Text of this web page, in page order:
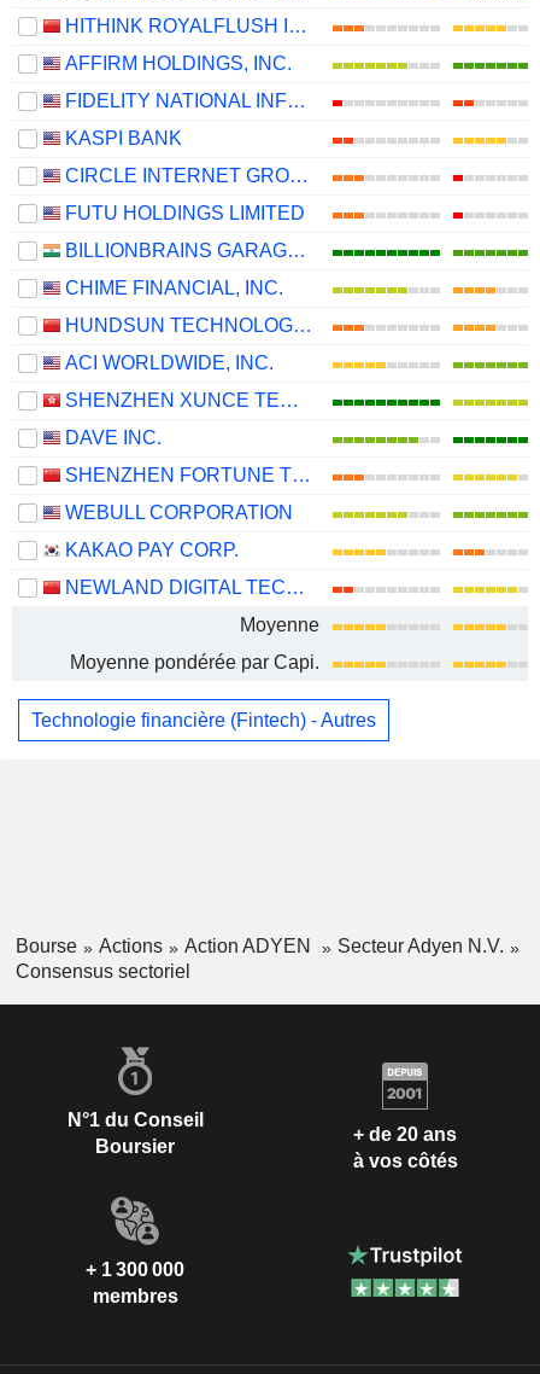
HITHINK ROYALFLUSH INFORMATION NETWORK CO., LTD.
AFFIRM HOLDINGS, INC.
FIDELITY NATIONAL INFORMATION SERVICES, INC.
KASPI BANK
CIRCLE INTERNET GROUP, INC.
FUTU HOLDINGS LIMITED
BILLIONBRAINS GARAGE VENTURES LIMITED
CHIME FINANCIAL, INC.
HUNDSUN TECHNOLOGIES INC.
ACI WORLDWIDE, INC.
SHENZHEN XUNCE TECHNOLOGY CO., LTD.
DAVE INC.
SHENZHEN FORTUNE TREND TECHNOLOGY CO., LTD.
WEBULL CORPORATION
KAKAO PAY CORP.
NEWLAND DIGITAL TECHNOLOGY CO.,LTD.
Moyenne
Moyenne pondérée par Capi.
Technologie financière (Fintech) - Autres
Bourse Actions Action ADYEN
Secteur Adyen N.V.
Consensus sectoriel
N°1 du Conseil
Boursier
+ de 20 ans
à vos côtés
+ 1 300 000
membres